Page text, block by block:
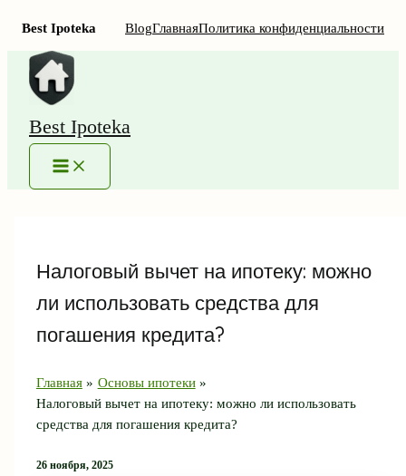
Best Ipoteka BlogГлавнаяПолитика конфиденциальности
Перейти
содержимому
Best Ipoteka
MAIN
MENU
Налоговый вычет на ипотеку: можно
ли использовать средства для
погашения кредита?
Главная
Основы ипотеки
Налоговый вычет на ипотеку: можно ли использовать
средства для погашения кредита?
26 ноября, 2025